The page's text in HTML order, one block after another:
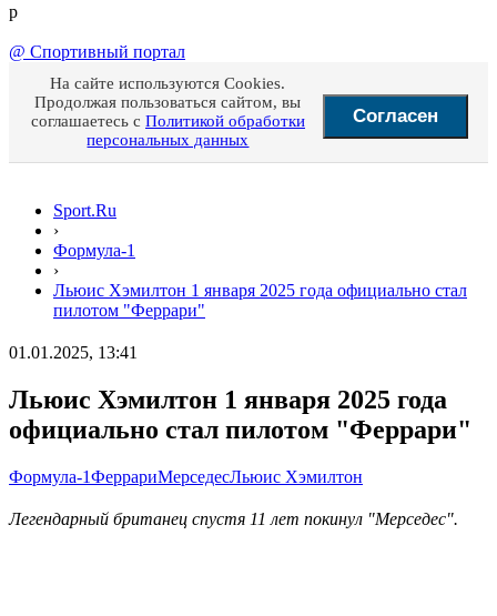
p
@ Спортивный портал
На сайте используются Cookies.
Продолжая пользоваться сайтом, вы
соглашаетесь с Политикой обработки
персональных данных
Согласен
Sport.Ru
›
Формула-1
›
Льюис Хэмилтон 1 января 2025 года официально стал
пилотом "Феррари"
01.01.2025, 13:41
Льюис Хэмилтон 1 января 2025 года
официально стал пилотом "Феррари"
Формула-1ФеррариМерседесЛьюис Хэмилтон
Легендарный британец спустя 11 лет покинул "Мерседес".